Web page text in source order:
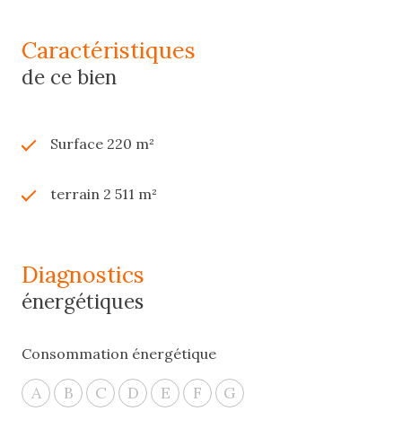
caractéristiques
de ce bien
Surface 220 m²
terrain 2 511 m²
diagnostics
énergétiques
Consommation énergétique
A B C D E F G